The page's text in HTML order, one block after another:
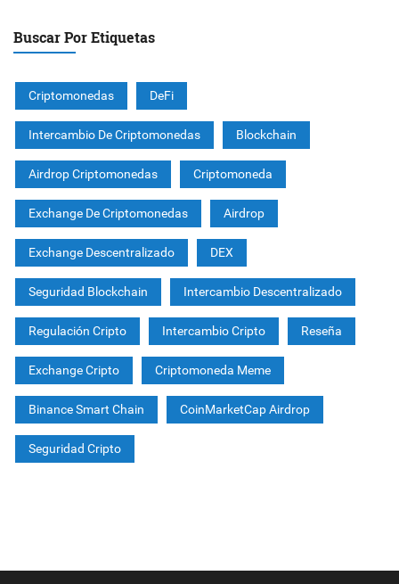
Buscar Por Etiquetas
Criptomonedas DeFi
Intercambio De Criptomonedas Blockchain
Airdrop Criptomonedas Criptomoneda
Exchange De Criptomonedas Airdrop
Exchange Descentralizado DEX
Seguridad Blockchain Intercambio Descentralizado
Regulación Cripto Intercambio Cripto Reseña
Exchange Cripto Criptomoneda Meme
Binance Smart Chain CoinMarketCap Airdrop
Seguridad Cripto